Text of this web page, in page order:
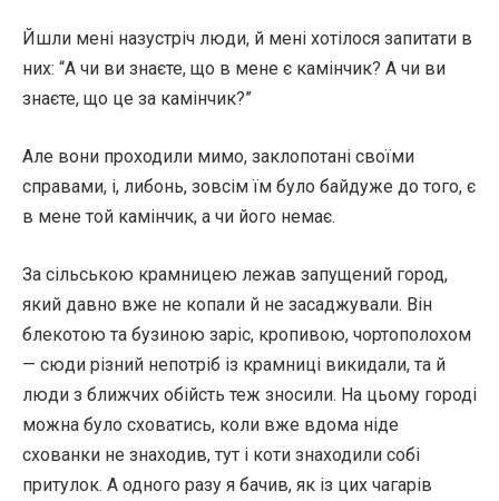
Йшли мені назустріч люди, й мені хотілося запитати в
них: “А чи ви знаєте, що в мене є камінчик? А чи ви
знаєте, що це за камінчик?”
Але вони проходили мимо, заклопотані своїми
справами, і, либонь, зовсім їм було байдуже до того, є
в мене той камінчик, а чи його немає.
За сільською крамницею лежав запущений город,
який давно вже не копали й не засаджували. Він
блекотою та бузиною заріс, кропивою, чортополохом
— сюди різний непотріб із крамниці викидали, та й
люди з ближчих обійсть теж зносили. На цьому городі
можна було сховатись, коли вже вдома ніде
схованки не знаходив, тут і коти знаходили собі
притулок. А одного разу я бачив, як із цих чагарів